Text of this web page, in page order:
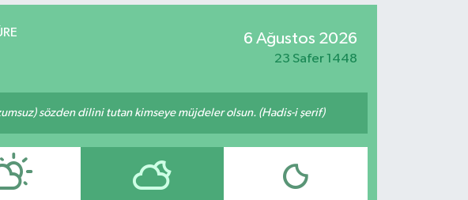
GRAM ALTIN
6 Ağustos 2026
23 Safer 1448
sözden dilini tutan kimseye müjdeler olsun. (Hadis-i şerif)